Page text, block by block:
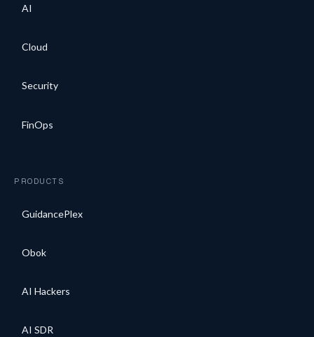
AI
Cloud
Security
FinOps
PRODUCTS
GuidancePlex
Obok
AI Hackers
AI SDR